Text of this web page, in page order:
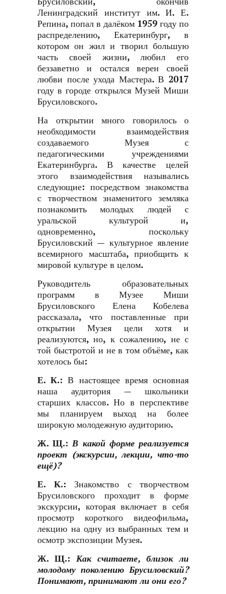
Ленинградский институт им. И. Е.
Репина, попал в далёком 1959 году по
распределению, Екатеринбург, в
котором он жил и творил большую
часть своей жизни, любил его
беззаветно и остался верен своей
любви после ухода Мастера. В 2017
году в городе открылся Музей Миши
Брусиловского.
На открытии много говорилось о
необходимости взаимодействия
создаваемого Музея с
педагогическими учреждениями
Екатеринбурга. В качестве целей
этого взаимодействия назывались
следующие: посредством знакомства
с творчеством знаменитого земляка
познакомить молодых людей с
уральской культурой и,
одновременно, поскольку
Брусиловский — культурное явление
всемирного масштаба, приобщить к
мировой культуре в целом.
Руководитель образовательных
программ в Музее Миши
Брусиловского Елена Кобелева
рассказала, что поставленные при
открытии Музея цели хотя и
реализуются, но, к сожалению, не с
той быстротой и не в том объёме, как
хотелось бы:
Е. К.: В настоящее время основная
наша аудитория — школьники
старших классов. Но в перспективе
мы планируем выход на более
широкую молодежную аудиторию.
Ж. Щ.: В какой форме реализуется
проект (экскурсии, лекции, что-то
ещё)?
Е. К.: Знакомство с творчеством
Брусиловского проходит в форме
экскурсии, которая включает в себя
просмотр короткого видеофильма,
лекцию на одну из выбранных тем и
осмотр экспозиции Музея.
Ж. Щ.: Как считаете, близок ли
молодому поколению Брусиловский?
Понимают, принимают ли они его?